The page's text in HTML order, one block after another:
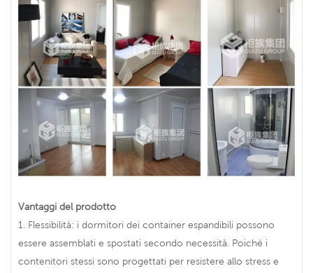
Vantaggi del prodotto
1. Flessibilità: i dormitori dei container espandibili possono
essere assemblati e spostati secondo necessità. Poiché i
contenitori stessi sono progettati per resistere allo stress e